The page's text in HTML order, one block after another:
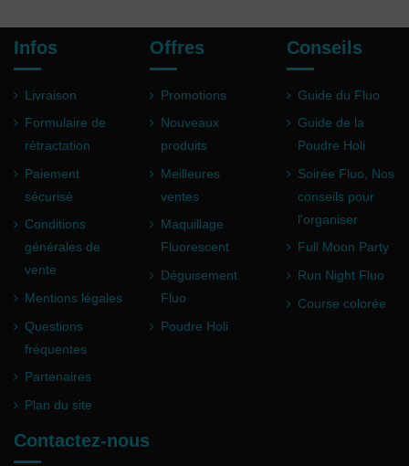
Infos
Livraison
Formulaire de
rétractation
Paiement
sécurisé
Conditions
générales de
vente
Mentions légales
Questions
fréquentes
Partenaires
Plan du site
Offres
Promotions
Nouveaux
produits
Meilleures
ventes
Maquillage
Fluorescent
Déguisement
Fluo
Poudre Holi
Conseils
Guide du Fluo
Guide de la
Poudre Holi
Soirée Fluo, Nos
conseils pour
l'organiser
Full Moon Party
Run Night Fluo
Course colorée
Contactez-nous